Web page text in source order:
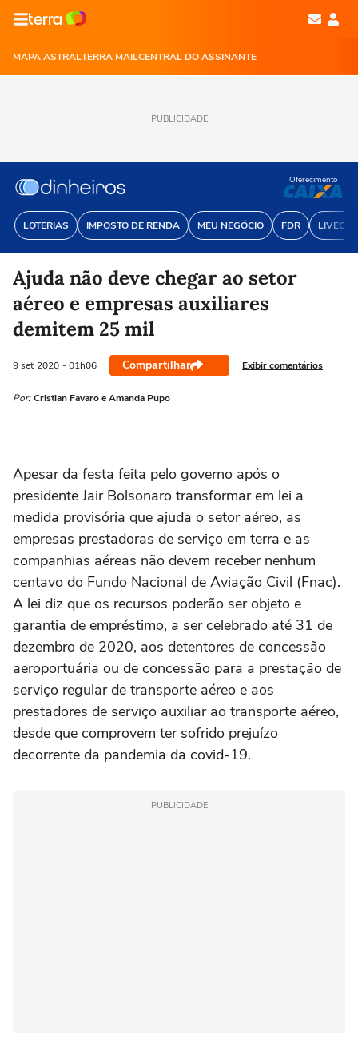
MAPA ASTRALTERRA MAILCENTRAL DO ASSINANTE
PUBLICIDADE
LOTERIAS IMPOSTO DE RENDA MEU NEGÓCIO FDR
Oferecimento
Ajuda não deve chegar ao setor
aéreo e empresas auxiliares
demitem 25 mil
9 set 2020 - 01h06 Compartilhar Exibir comentários
Por: Cristian Favaro e Amanda Pupo
Apesar da festa feita pelo governo após o
presidente Jair Bolsonaro transformar em lei a
medida provisória que ajuda o setor aéreo, as
empresas prestadoras de serviço em terra e as
companhias aéreas não devem receber nenhum
centavo do Fundo Nacional de Aviação Civil (Fnac).
A lei diz que os recursos poderão ser objeto e
garantia de empréstimo, a ser celebrado até 31 de
dezembro de 2020, aos detentores de concessão
aeroportuária ou de concessão para a prestação de
serviço regular de transporte aéreo e aos
prestadores de serviço auxiliar ao transporte aéreo,
desde que comprovem ter sofrido prejuízo
decorrente da pandemia da covid-19.
PUBLICIDADE